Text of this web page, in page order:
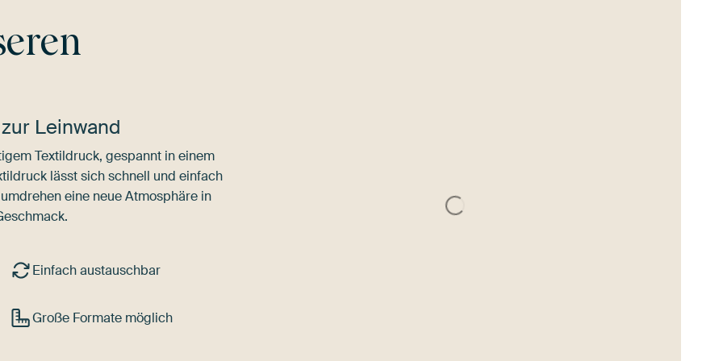
Leinwand
Textildruck, gespannt in einem
lässt sich schnell und einfach
eine neue Atmosphäre in
Einfach austauschbar
Große Formate möglich